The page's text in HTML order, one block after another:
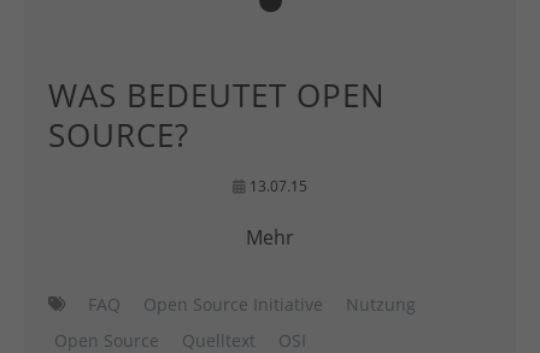
WAS BEDEUTET OPEN
SOURCE?
13.07.15
Mehr
FAQ Open Source Initiative
Nutzung
Open Source
Quelltext OSI